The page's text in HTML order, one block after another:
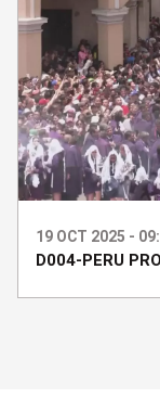
19 OCT 2025 -
D004-PERU